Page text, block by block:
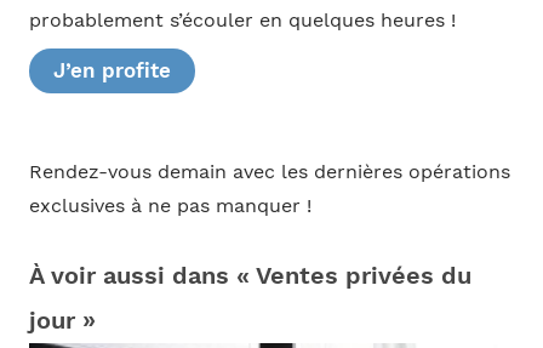
probablement s’écouler en quelques heures !
J’en profite
Rendez-vous demain avec les dernières opérations
exclusives à ne pas manquer !
À voir aussi dans « Ventes privées du
jour »